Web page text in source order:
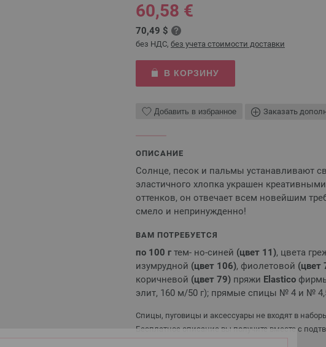
60,58 €
70,49 $
без НДС, без учета стоимости доставки
В КОРЗИНУ
Добавить в избранное Заказать
ОПИСАНИЕ
Солнце, песок и пальмы устанавливают
эластичного хлопка украшен
оттенков, он отвечает всем новейшим
смело и непринужденно!
ВАМ ПОТРЕБУЕТСЯ
по 100 г тем- но-синей (цвет 11), цвета
изумрудной (цвет 106), фиолетовой (цвет
коричневой (цвет 79) пряжи Elastico
элит, 160 м/50 г); прямые спицы № 4 и №
Спицы, пуговицы и аксессуары не входят в
Бесплатное описание вы получите вместе с